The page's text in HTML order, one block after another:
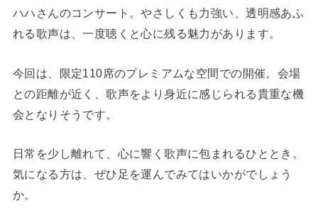
ハハさんのコンサート。やさしくも力強い、透明感あふ
れる歌声は、一度聴くと心に残る魅力があります。
今回は、限定110席のプレミアムな空間での開催。会場
との距離が近く、歌声をより身近に感じられる貴重な機
会となりそうです。
日常を少し離れて、心に響く歌声に包まれるひととき。
気になる方は、ぜひ足を運んでみてはいかがでしょう
か。